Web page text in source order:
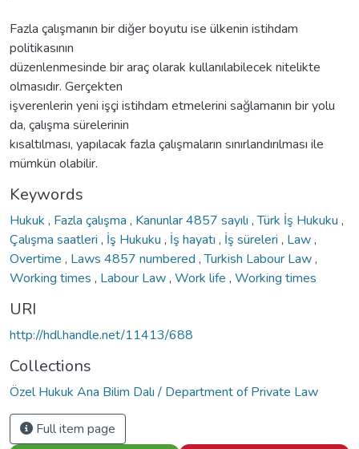
Fazla çalışmanın bir diğer boyutu ise ülkenin istihdam
politikasının
düzenlenmesinde bir araç olarak kullanılabilecek nitelikte
olmasıdır. Gerçekten
işverenlerin yeni işçi istihdam etmelerini sağlamanın bir yolu
da, çalışma sürelerinin
kısaltılması, yapılacak fazla çalışmaların sınırlandırılması ile
mümkün olabilir.
Keywords
Hukuk , Fazla çalışma , Kanunlar 4857 sayılı ,Türk İş Hukuku ,
Çalışma saatleri , İş Hukuku , İş hayatı , İş süreleri , Law,
Overtime , Laws 4857 numbered ,Turkish Labour Law,
Working times , Labour Law, Work life , Working times
URI
http://hdl.handle.net/11413/688
Collections
Özel Hukuk Ana Bilim Dalı / Department of Private Law
Full item page